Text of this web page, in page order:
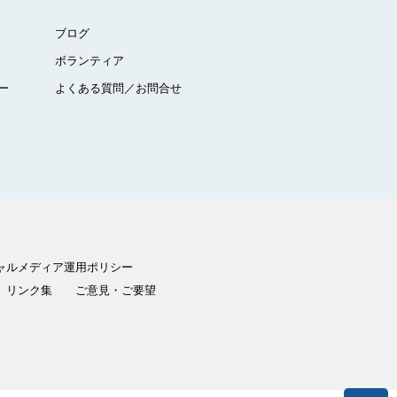
ブログ
ボランティア
よくある質問／お問合せ
ルメディア運用ポリシー
リンク集
ご意見・ご要望